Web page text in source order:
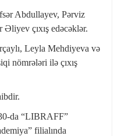
Abdullayev, Pərviz
çıxış edəcəklər.
Leyla Mehdiyeva və
nömrələri ilə çıxış
da “LIBRAFF”
filialında